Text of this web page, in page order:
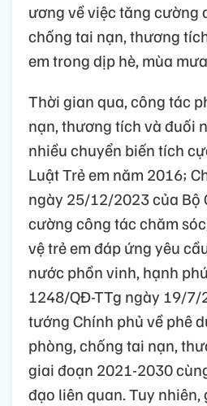
ương về việc tăng cường
chống tai nạn, thương
em trong dịp hè, mùa
Thời gian qua, công tác
nạn, thương tích và đuối
nhiều chuyển biến tích
Luật Trẻ em năm 2016;
ngày 25/12/2023 của Bộ
cường công tác chăm
vệ trẻ em đáp ứng yêu
nước phồn vinh, hạnh
1248/QĐ-TTg ngày 19/7/
tướng Chính phủ về phê
phòng, chống tai nạn,
giai đoạn 2021-2030
đạo liên quan. Tuy nhiên,